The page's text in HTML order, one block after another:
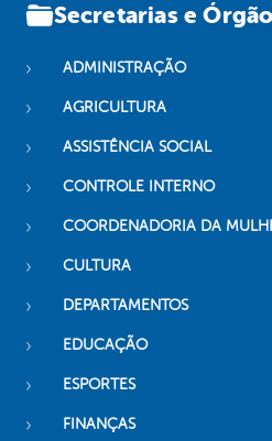
Secretarias e
ADMINISTRAÇÃO
AGRICULTURA
ASSISTÊNCIA SOCIAL
CONTROLE INTERNO
COORDENADORIA DA
CULTURA
DEPARTAMENTOS
EDUCAÇÃO
ESPORTES
FINANÇAS